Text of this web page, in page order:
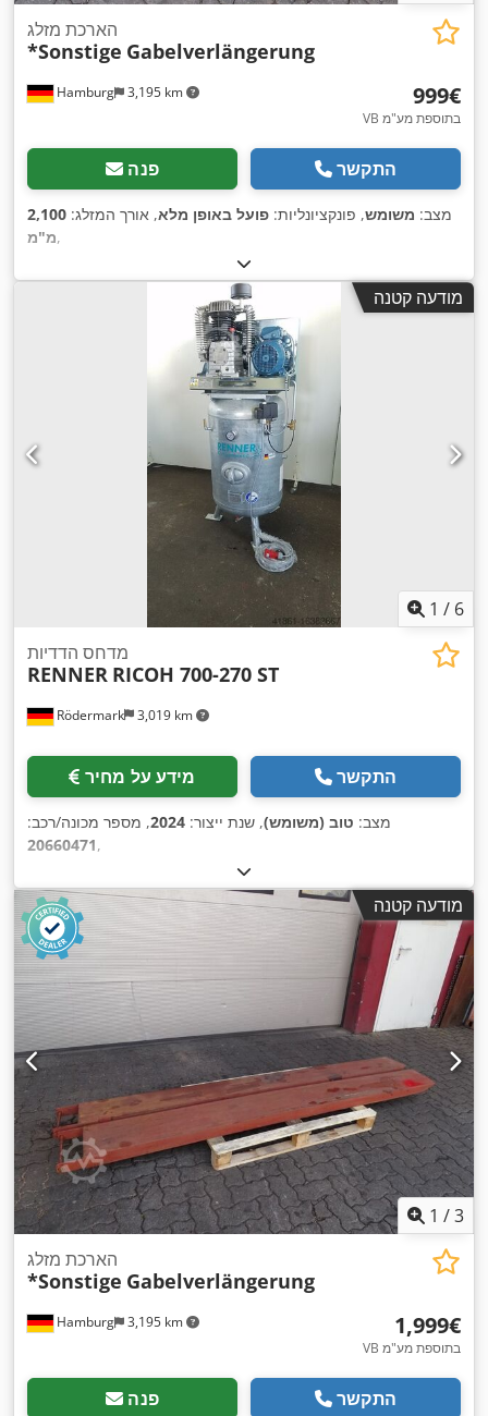
Hamburg 3,195 km
הארכת מזלג
*Sonstige Gabelverlängerung
‏999 ‏€
VB בתוספת מע"מ
פנה התקשר
מצב: משומש, פונקציונליות: פועל באופן מלא, אורך המזלג: 2,100
מ"מ,
מודעה קטנה
1 / 6
Rödermark 3,019 km
מדחס הדדיות
RENNER RICOH 700-270 ST
מידע על מחיר התקשר
מצב: טוב (משומש), שנת ייצור: 2024, מספר מכונה/רכב:
20660471,
מודעה קטנה
1 /3
Hamburg 3,195 km
הארכת מזלג
*Sonstige Gabelverlängerung
‏1,999 ‏€
VB בתוספת מע"מ
פנה התקשר